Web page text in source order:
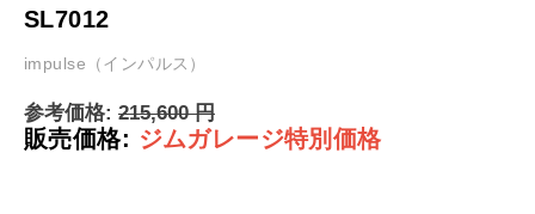
SL7012
impulse（インパルス）
参考価格: 215,600 円
販売価格: ジムガレージ特別価格